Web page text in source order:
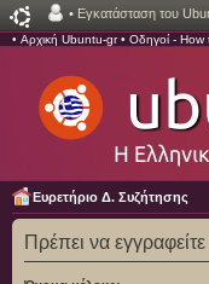
• Εγκατάσταση του
• Αρχική Ubuntu-gr• Οδηγοί - How
Ευρετήριο Δ. Συζήτησης
Πρέπει να